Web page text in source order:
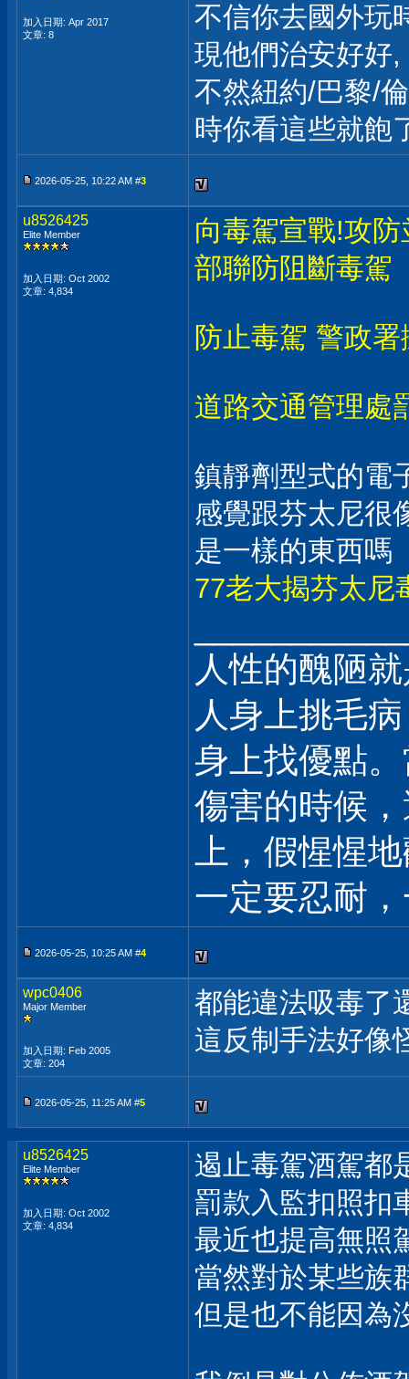
加入日期: Apr 2017
文章: 8
不信你去國外玩
現他們治安好好
不然紐約/巴黎/
時你看這些就飽
2026-05-25, 10:22 AM #3
u8526425
Elite Member
加入日期: Oct 2002
文章: 4,834
向毒駕宣戰!攻
部聯防阻斷毒駕
防止毒駕 警政
道路交通管理處
鎮靜劑型式的電
感覺跟芬太尼很
是一樣的東西嗎
77老大揭芬太尼
人性的醜陋
人身上挑毛
身上找優點
傷害的時候
上，假惺惺
一定要忍耐
2026-05-25, 10:25 AM #4
wpc0406
Major Member
加入日期: Feb 2005
文章: 204
都能違法吸毒了
這反制手法好像
2026-05-25, 11:25 AM #5
u8526425
Elite Member
加入日期: Oct 2002
文章: 4,834
遏止毒駕酒駕都
罰款入監扣照扣
最近也提高無照
當然對於某些族
但是也不能因為